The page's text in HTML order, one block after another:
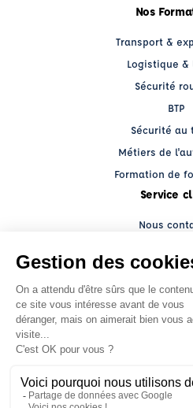
Nos
Transport &
Logistique &
Sécurité
BTP
Sécurité au
Métiers de
Formation de
Service
Nous
Espace
Grands